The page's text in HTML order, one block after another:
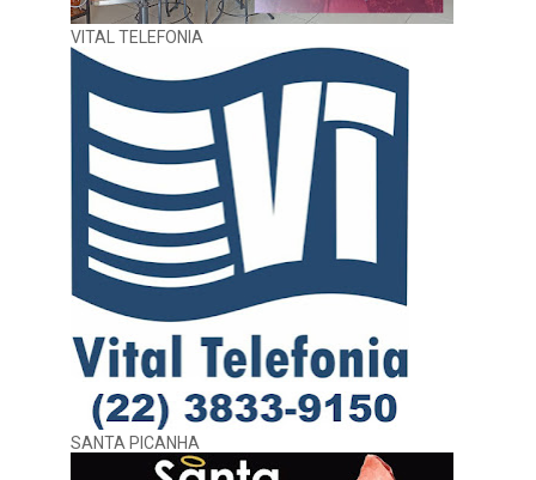
VITAL TELEFONIA
SANTA PICANHA